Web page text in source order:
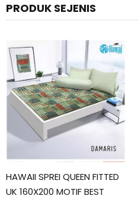
PRODUK SEJENIS
HAWAII SPREI QUEEN FITTED
UK 160X200 MOTIF BEST